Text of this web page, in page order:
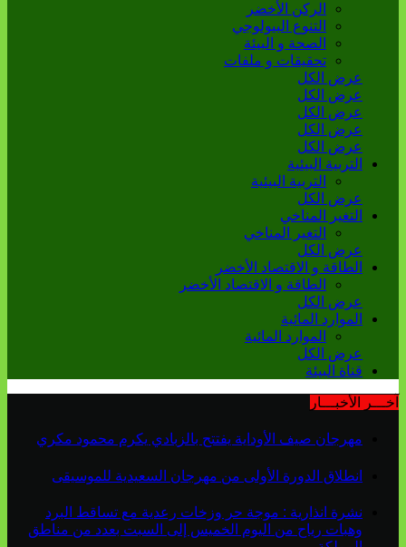
الركن الأخضر
التنوع البيولوجي
الصحة و البيئة
تحقيقات و ملفات
عرض الكل
عرض الكل
عرض الكل
عرض الكل
عرض الكل
التربية البيئية
التربية البيئية
عرض الكل
التغير المناخي
التغير المناخي
عرض الكل
الطاقة و الاقتصاد الأخضر
الطاقة و الاقتصاد الأخضر
عرض الكل
الموارد المائية
الموارد المائية
عرض الكل
قناة البيئة
آخـــر الأخبـــار
مهرجان صيف الأوداية يفتتح بالزبادي يكرم محمود مكري
انطلاق الدورة الأولى من مهرجان السعيدية للموسيقى
نشرة انذارية : موجة حر وزخات رعدية مع تساقط البرد
وهبات رياح من اليوم الخميس إلى السبت بعدد من مناطق